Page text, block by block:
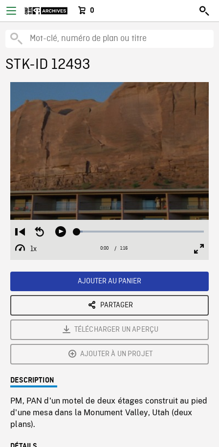
0
STK-ID 12493
Restart
from
beginning
Seek
Play Loaded:
1x
Playback
Current
0:00 / Duration
1:16
AJOUTER AU PANIER
PARTAGER
TÉLÉCHARGER UN APERÇU
AJOUTER À UN PROJET
DESCRIPTION
PM, PAN d'un motel de deux étages construit au pied
d'une mesa dans la Monument Valley, Utah (deux
plans).